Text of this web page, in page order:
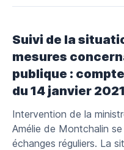
Suivi de la
mesures
publique :
du 14 janvier 2021
Intervention de la
Amélie de Montchalin
échanges réguliers. La